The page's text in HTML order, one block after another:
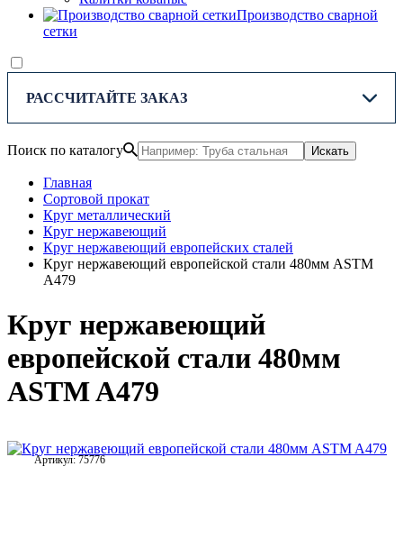
Производство сварной
сетки
РАССЧИТАЙТЕ ЗАКАЗ
Поиск по каталогу Искать
Главная
Сортовой прокат
Круг металлический
Круг нержавеющий
Круг нержавеющий европейских сталей
Круг нержавеющий европейской стали 480мм ASTM
A479
Круг нержавеющий
европейской стали 480мм
ASTM A479
Артикул: 75776